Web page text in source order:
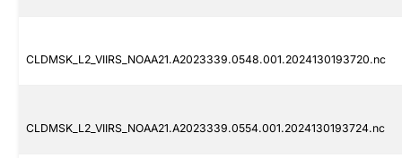
CLDMSK_L2_VIIRS_NOAA21.A2023339.0548.001.2024130193720.nc
CLDMSK_L2_VIIRS_NOAA21.A2023339.0554.001.2024130193724.nc